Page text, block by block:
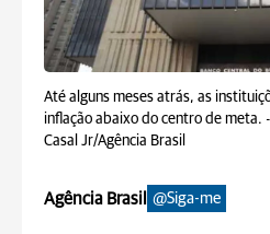
Até alguns meses atrás, as
inflação abaixo do centro de meta. -
Casal Jr/Agência Brasil
Agência Brasil @Siga-me